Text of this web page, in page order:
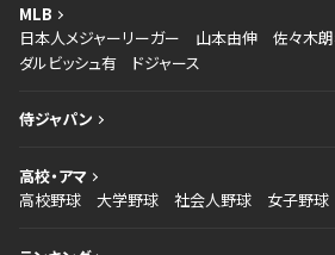
MLB
日本人メジャーリーガー
山本由伸 佐々木
ダルビッシュ有
ドジャース
侍ジャパン
高校・アマ
高校野球
大学野球 社会人野球 女子野球